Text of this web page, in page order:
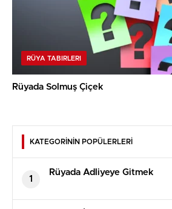
RÜYA TABIRLERI
Rüyada Solmuş Çiçek
KATEGORİNİN POPÜLERLERİ
1
Rüyada Adliyeye Gitmek